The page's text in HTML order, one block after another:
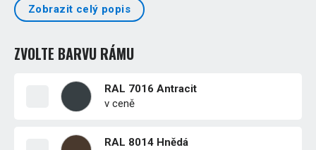
Zobrazit celý popis
ZVOLTE BARVU RÁMU
RAL 7016 Antracit
v ceně
RAL 8014 Hnědá